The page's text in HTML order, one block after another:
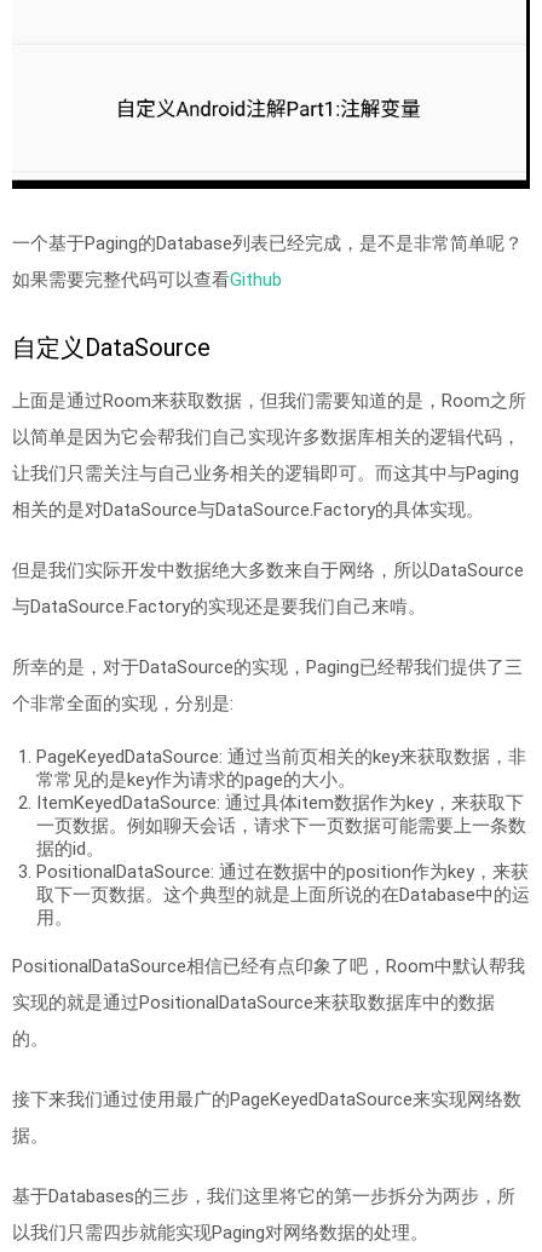
一个基于Paging的Database列表已经完成，是不是非常简单呢？
如果需要完整代码可以查看Github
自定义DataSource
上面是通过Room来获取数据，但我们需要知道的是，Room之所
以简单是因为它会帮我们自己实现许多数据库相关的逻辑代码，
让我们只需关注与自己业务相关的逻辑即可。而这其中与Paging
相关的是对DataSource与DataSource.Factory的具体实现。
但是我们实际开发中数据绝大多数来自于网络，所以DataSource
与DataSource.Factory的实现还是要我们自己来啃。
所幸的是，对于DataSource的实现，Paging已经帮我们提供了三
个非常全面的实现，分别是:
PageKeyedDataSource: 通过当前页相关的key来获取数据，非
常常见的是key作为请求的page的大小。
ItemKeyedDataSource: 通过具体item数据作为key，来获取下
一页数据。例如聊天会话，请求下一页数据可能需要上一条数
据的id。
PositionalDataSource: 通过在数据中的position作为key，来获
取下一页数据。这个典型的就是上面所说的在Database中的运
用。
PositionalDataSource相信已经有点印象了吧，Room中默认帮我
实现的就是通过PositionalDataSource来获取数据库中的数据
的。
接下来我们通过使用最广的PageKeyedDataSource来实现网络数
据。
基于Databases的三步，我们这里将它的第一步拆分为两步，所
以我们只需四步就能实现Paging对网络数据的处理。